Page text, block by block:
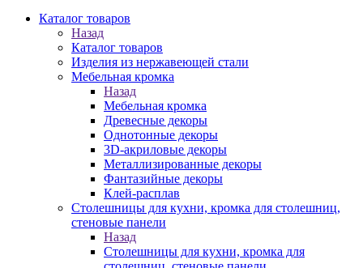
Каталог товаров
Назад
Каталог товаров
Изделия из нержавеющей стали
Мебельная кромка
Назад
Мебельная кромка
Древесные декоры
Однотонные декоры
3D-акриловые декоры
Металлизированные декоры
Фантазийные декоры
Клей-расплав
Столешницы для кухни, кромка для столешниц,
стеновые панели
Назад
Столешницы для кухни, кромка для